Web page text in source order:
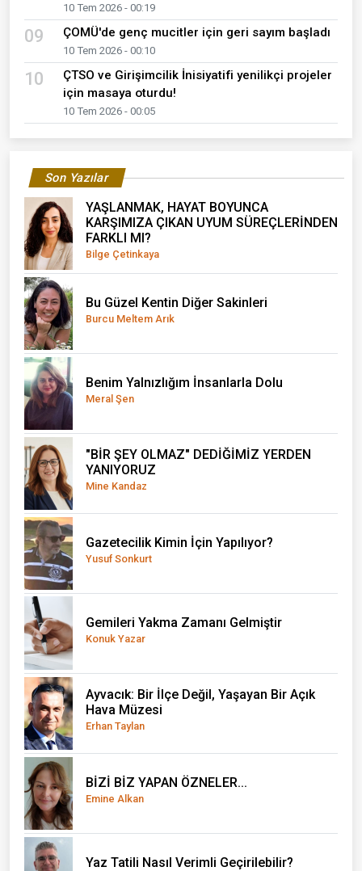
10 Tem 2026 - 00:19
09 ÇOMÜ'de genç mucitler için geri sayım başladı
10 Tem 2026 - 00:10
10
ÇTSO ve Girişimcilik İnisiyatifi yenilikçi projeler
için masaya oturdu!
10 Tem 2026 - 00:05
Son Yazılar
YAŞLANMAK, HAYAT BOYUNCA
KARŞIMIZA ÇIKAN UYUM SÜREÇLERİNDEN
FARKLI MI?
Bilge Çetinkaya
Bu Güzel Kentin Diğer Sakinleri
Burcu Meltem Arık
Benim Yalnızlığım İnsanlarla Dolu
Meral Şen
"BİR ŞEY OLMAZ" DEDİĞİMİZ YERDEN
YANIYORUZ
Mine Kandaz
Gazetecilik Kimin İçin Yapılıyor?
Yusuf Sonkurt
Gemileri Yakma Zamanı Gelmiştir
Konuk Yazar
Ayvacık: Bir İlçe Değil, Yaşayan Bir Açık
Hava Müzesi
Erhan Taylan
BİZİ BİZ YAPAN ÖZNELER...
Emine Alkan
Yaz Tatili Nasıl Verimli Geçirilebilir?